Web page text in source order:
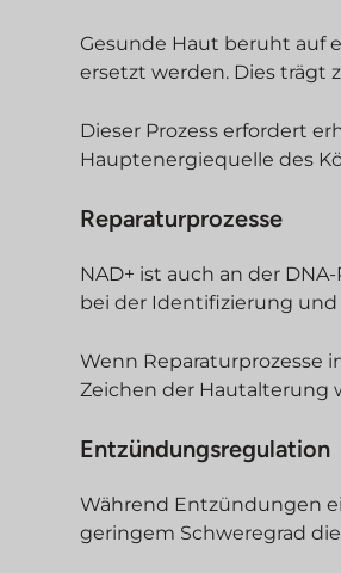
Gesunde Haut beruht auf
ersetzt werden. Dies trägt
Dieser Prozess erfordert
Hauptenergiequelle des
Reparaturprozesse
NAD+ ist auch an der
bei der Identifizierung und
Wenn Reparaturprozesse
Zeichen der Hautalterung
Entzündungsregulation
Während Entzündungen
geringem Schweregrad